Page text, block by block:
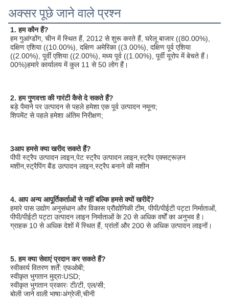
अक्सर पूछे जाने वाले प्रश्न
1. हम कौन हैं?
हम गुआंग्डोंग, चीन में स्थित हैं, 2012 से शुरू करते हैं, घरेलू बाजार ((80.00%),
दक्षिण एशिया ((10.00%), दक्षिण अमेरिका ((3.00%), दक्षिण पूर्व एशिया
((2.00%), पूर्वी एशिया ((2.00%), मध्य पूर्व ((1.00%), पूर्वी यूरोप में बेचते हैं।
00%)हमारे कार्यालय में कुल 11 से 50 लोग हैं।
2. हम गुणवत्ता की गारंटी कैसे दे सकते हैं?
बड़े पैमाने पर उत्पादन से पहले हमेशा एक पूर्व उत्पादन नमूना;
शिपमेंट से पहले हमेशा अंतिम निरीक्षण;
3आप हमसे क्या खरीद सकते हैं?
पीपी स्ट्रैप उत्पादन लाइन,पेट स्ट्रैप उत्पादन लाइन,स्ट्रैप एक्सट्रूज़न
मशीन,स्ट्रैपिंग बैंड उत्पादन लाइन,स्ट्रैप बनाने की मशीन
4. आप अन्य आपूर्तिकर्ताओं से नहीं बल्कि हमसे क्यों खरीदें?
हमारे पास उद्योग अनुसंधान और विकास प्रौद्योगिकी टीम, पीपी/पीईटी पट्टा निर्माताओं,
पीपी/पीईटी पट्टा उत्पादन लाइन निर्माताओं के 20 से अधिक वर्षों का अनुभव है।
ग्राहक 10 से अधिक देशों में स्थित हैं, प्रांतों और 200 से अधिक उत्पादन लाइनों।
5. हम क्या सेवाएं प्रदान कर सकते हैं?
स्वीकार्य वितरण शर्तें: एफओबी;
स्वीकृत भुगतान मुद्राःUSD;
स्वीकृत भुगतान प्रकारः टी/टी, एल/सी;
बोली जाने वाली भाषाःअंग्रेजी,चीनी